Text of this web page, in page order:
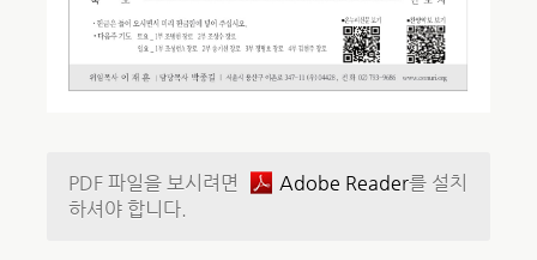
PDF 파일을 보시려면 Adobe Reader를 설치
하셔야 합니다.